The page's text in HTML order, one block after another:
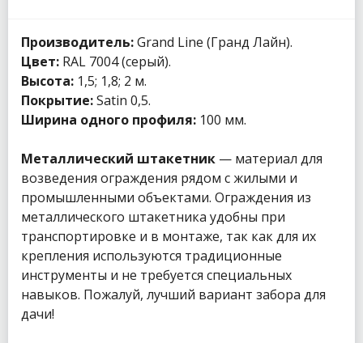
Производитель:Grand Line (Гранд Лайн).
Цвет: RAL 7004 (серый).
Высота: 1,5; 1,8; 2 м.
Покрытие:Satin 0,5.
Ширина одного профиля: 100 мм.
Металлический штакетник — материал для
возведения ограждения рядом с жилыми и
промышленными объектами. Ограждения из
металлического штакетника удобны при
транспортировке и в монтаже, так как для их
крепления используются традиционные
инструменты и не требуется специальных
навыков. Пожалуй, лучший вариант забора для
дачи!